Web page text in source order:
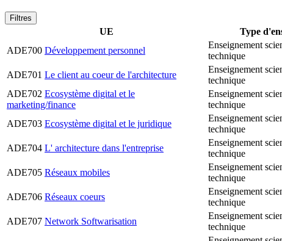
Filtres
UE Type
ADE700 Développement personnel
Enseignement
technique
ADE701 Le client au coeur de l'architecture
Enseignement
technique
ADE702 Ecosystème digital et le
marketing/finance
Enseignement
technique
ADE703 Ecosystème digital et le juridique
Enseignement
technique
ADE704 L' architecture dans l'entreprise
Enseignement
technique
ADE705 Réseaux mobiles
Enseignement
technique
ADE706 Réseaux coeurs
Enseignement
technique
ADE707 Network Softwarisation
Enseignement
technique